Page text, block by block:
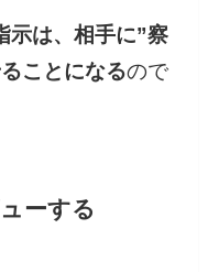
示は、相手に”察
ことになるので
ーする